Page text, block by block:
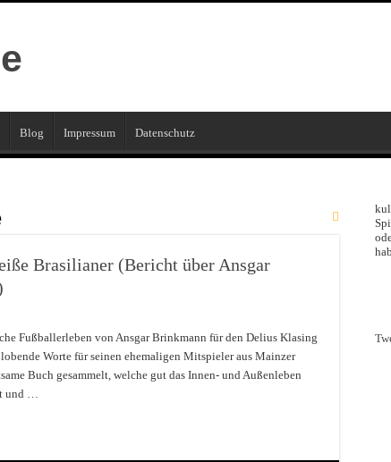
Blog Impressum Datenschutz
Brasilianer (Bericht über Ansgar
Fußballerleben von Ansgar Brinkmann für den Delius Klasing
Worte für seinen ehemaligen Mitspieler aus Mainzer
Buch gesammelt, welche gut das Innen- und Außenleben
und …